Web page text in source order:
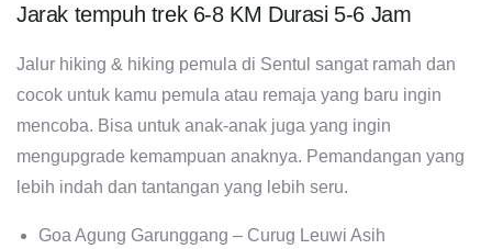
Jarak tempuh trek 6-8 KM Durasi 5-6 Jam
Jalur hiking & hiking pemula di Sentul sangat ramah dan
cocok untuk kamu pemula atau remaja yang baru ingin
mencoba. Bisa untuk anak-anak juga yang ingin
mengupgrade kemampuan anaknya. Pemandangan yang
lebih indah dan tantangan yang lebih seru.
Goa Agung Garunggang – Curug Leuwi Asih